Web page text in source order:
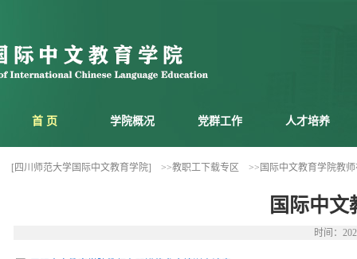
首 页 学院概况 党群工作 人才培养
[四川师范大学国际中文教育学院] >>教职工下载专区 >>国际中文教育学院教
国际中
时间：